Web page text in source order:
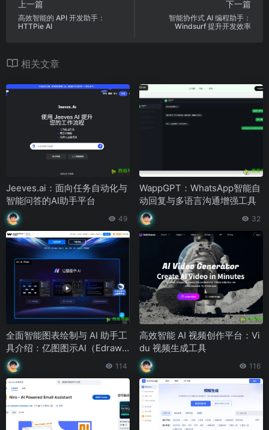
上一篇
高效智能的 API 开发助手：
HTTPie AI
下一篇
智能协作式 AI 编程助手：
Windsurf 提升开发效率
相关文章
Jeeves.ai：面向任务自动化与
智能问答的AI助手平台
49
WappGPT：WhatsApp智能自
动回复与多语言沟通增强工具
32
全面智能图表绘制与 AI 助手工
具介绍：亿图图示AI（EdrawM
axAI）
114
高效智能 AI 视频创作平台：Vi
du 视频生成工具
116